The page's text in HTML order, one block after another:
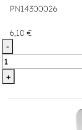
PN14300026
6,10 €
-
+